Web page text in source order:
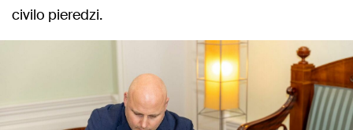
civilo pieredzi.